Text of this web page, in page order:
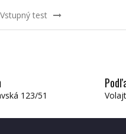
Vstupný test
123/51